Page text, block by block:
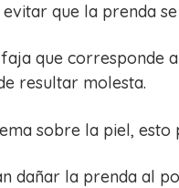
que la prenda
que corresponde
resultar molesta.
sobre la piel,
dañar la prenda al